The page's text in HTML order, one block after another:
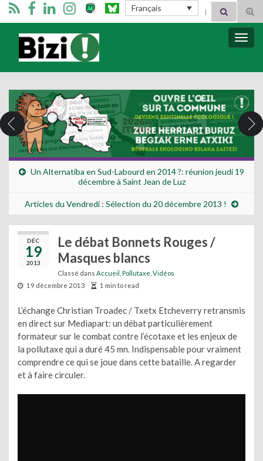
Français Search for:
Bizimugi
Un Alternatiba en Sud-Labourd en 2014 ?: réunion jeudi 19
décembre à Saint Jean de Luz
Articles du Vendredi : Sélection du 20 décembre 2013 !
DÉC
19
2013
Le débat Bonnets Rouges /
Masques blancs
Classé dans Accueil Pollutaxe Vidéos
19 décembre 2013
1 min to read
L’échange Christian Troadec / Txetx Etcheverry retransmis
en direct sur Mediapart: un débat particulièrement
formateur sur le combat contre l’écotaxe et les enjeux de
la pollutaxe qui a duré 45 mn. Indispensable pour vraiment
comprendre ce qui se joue dans cette bataille. A regarder
et à faire circuler.